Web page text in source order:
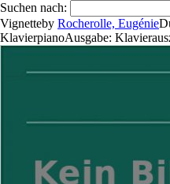
Suchen nach:
Vignetteby Rocherolle, Eugénie
KlavierpianoAusgabe: